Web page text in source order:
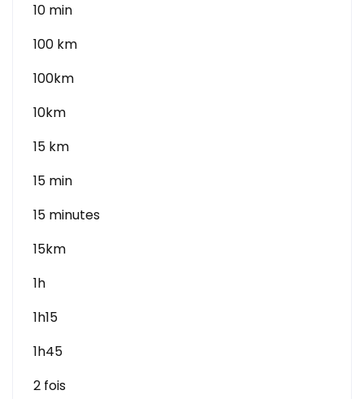
10 min
100 km
100km
10km
15 km
15 min
15 minutes
15km
1h
1h15
1h45
2 fois